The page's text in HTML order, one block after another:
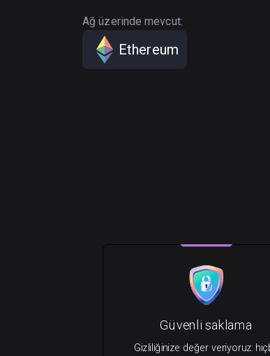
Ağ üzerinde mevcut:
Ethereum
Güvenli saklama
Gizliliğinize değer veriyoruz: